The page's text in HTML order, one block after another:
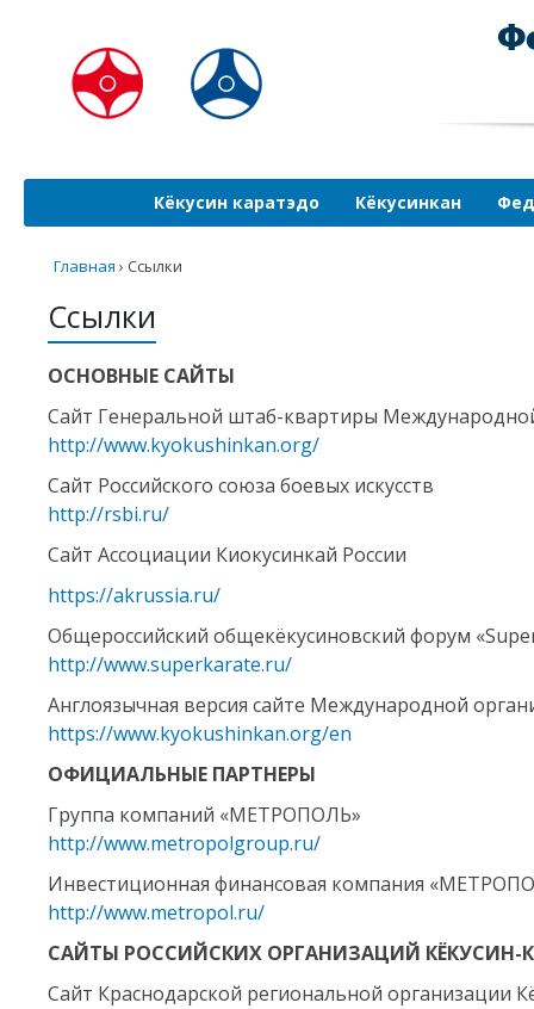
Кёкусин каратэдо Кёкусинкан
Главная › Ссылки
Ссылки
ОСНОВНЫЕ САЙТЫ
Сайт Генеральной штаб-квартиры
http://www.kyokushinkan.org/
Сайт Российского союза боевых искусств
http://rsbi.ru/
Сайт Ассоциации Киокусинкай России
https://akrussia.ru/
Общероссийский общекёкусиновский форум
http://www.superkarate.ru/
Англоязычная версия сайте Международной
https://www.kyokushinkan.org/en
ОФИЦИАЛЬНЫЕ ПАРТНЕРЫ
Группа компаний «МЕТРОПОЛЬ»
http://www.metropolgroup.ru/
Инвестиционная финансовая компания
http://www.metropol.ru/
САЙТЫ РОССИЙСКИХ ОРГАНИЗАЦИЙ КЁКУСИН-
Сайт Краснодарской региональной организации